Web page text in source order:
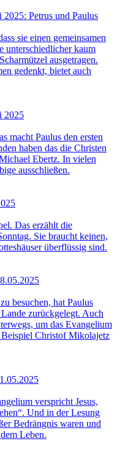
Petrus und Paulus
sie einen gemeinsamen
unterschiedlicher kaum
ausgetragen.
gedenkt, bietet auch
2025
macht Paulus den ersten
haben das die Christen
Ebertz. In vielen
ausschließen.
Das erzählt die
Sie braucht keinen,
überflüssig sind.
besuchen, hat Paulus
zurückgelegt. Auch
um das Evangelium
Christof Mikolajetz
verspricht Jesus,
Und in der Lesung
Bedrängnis waren und
Leben.